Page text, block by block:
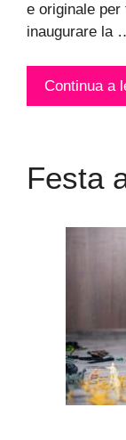
e originale per
inaugurare la
Continua a
Festa